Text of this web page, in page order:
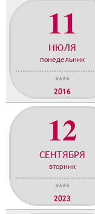
11
ИЮЛЯ
понедельник
****
2016
12
СЕНТЯБРЯ
вторник
****
2023